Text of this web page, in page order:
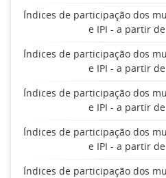
Índices de participação dos
e IPI - a partir
Índices de participação dos
e IPI - a partir
Índices de participação dos
e IPI - a partir
Índices de participação dos
e IPI - a partir
Índices de participação dos